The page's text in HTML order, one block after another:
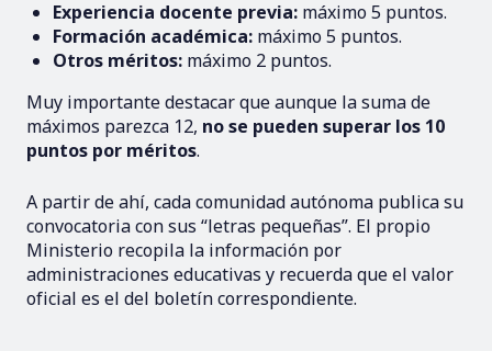
Experiencia docente previa: máximo 5 puntos.
Formación académica: máximo 5 puntos.
Otros méritos: máximo 2 puntos.
Muy importante destacar que aunque la suma de
máximos parezca 12, no se pueden superar los 10
puntos por méritos.
A partir de ahí, cada comunidad autónoma publica su
convocatoria con sus “letras pequeñas”. El propio
Ministerio recopila la información por
administraciones educativas y recuerda que el valor
oficial es el del boletín correspondiente.